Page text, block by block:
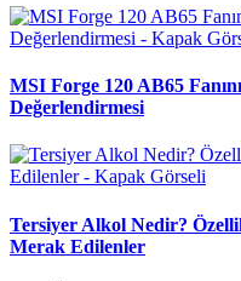
MSI Forge 120 AB65
Değerlendirmesi
Tersiyer Alkol Nedir?
Merak Edilenler